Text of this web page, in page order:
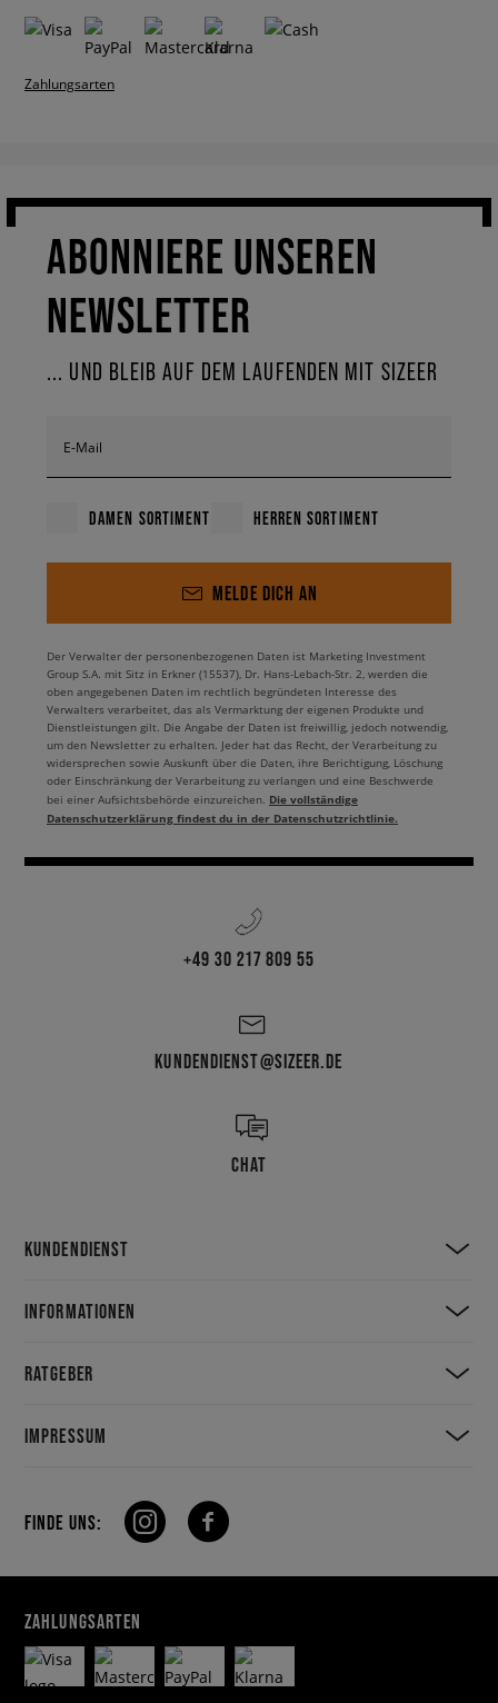
Zahlungsarten
ABONNIERE UNSEREN
NEWSLETTER
... UND BLEIB AUF DEM LAUFENDEN MIT SIZEER
E-Mail
DAMEN SORTIMENT HERREN SORTIMENT
MELDE DICH AN
Der Verwalter der personenbezogenen Daten ist Marketing Investment
Group S.A. mit Sitz in Erkner (15537), Dr. Hans-Lebach-Str. 2, werden die
oben angegebenen Daten im rechtlich begründeten Interesse des
Verwalters verarbeitet, das als Vermarktung der eigenen Produkte und
Dienstleistungen gilt. Die Angabe der Daten ist freiwillig, jedoch notwendig,
um den Newsletter zu erhalten. Jeder hat das Recht, der Verarbeitung zu
widersprechen sowie Auskunft über die Daten, ihre Berichtigung, Löschung
oder Einschränkung der Verarbeitung zu verlangen und eine Beschwerde
bei einer Aufsichtsbehörde einzureichen. Die vollständige
Datenschutzerklärung findest du in der Datenschutzrichtlinie.
+49 30 217 809 55
KUNDENDIENST@SIZEER.DE
CHAT
KUNDENDIENST
INFORMATIONEN
RATGEBER
IMPRESSUM
FINDE UNS:
ZAHLUNGSARTEN